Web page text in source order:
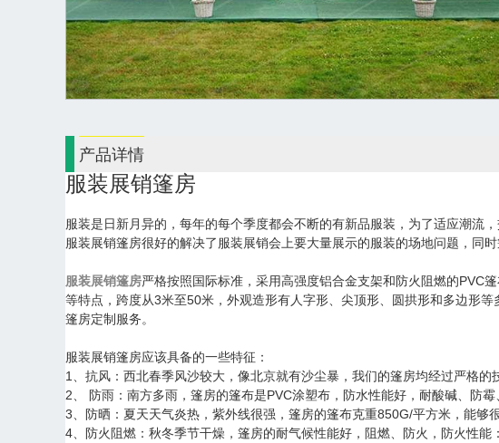
产品详情
服装展销篷房
服装是日新月异的，每年的每个季度都会不断的有新品服装，为了适应潮流
服装展销篷房很好的解决了服装展销会上要大量展示的服装的场地问题，同
服装展销篷房严格按照国际标准，采用高强度铝合金支架和防火阻燃的PVC
等特点，跨度从3米至50米，外观造形有人字形、尖顶形、圆拱形和多边形
篷房定制服务。
服装展销篷房应该具备的一些特征：
1、抗风：西北春季风沙较大，像北京就有沙尘暴，我们的篷房均经过严格的
2、 防雨：南方多雨，篷房的篷布是PVC涂塑布，防水性能好，耐酸碱、防霉
3、防晒：夏天天气炎热，紫外线很强，篷房的篷布克重850G/平方米，能够
4、防火阻燃：秋冬季节干燥，篷房的耐气候性能好，阻燃、防火，防火性能